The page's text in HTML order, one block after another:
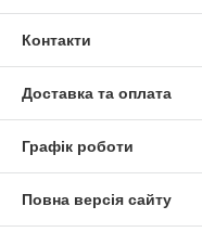
Контакти
Доставка та оплата
Графік роботи
Повна версія сайту